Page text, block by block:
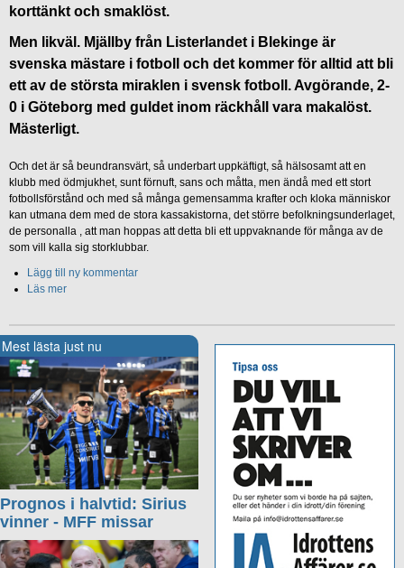
korttänkt och smaklöst.
Men likväl. Mjällby från Listerlandet i Blekinge är
svenska mästare i fotboll och det kommer för alltid att bli
ett av de största miraklen i svensk fotboll. Avgörande, 2-
0 i Göteborg med guldet inom räckhåll vara makalöst.
Mästerligt.
Och det är så beundransvärt, så underbart uppkäftigt, så hälsosamt att en
klubb med ödmjukhet, sunt förnuft, sans och måtta, men ändå med ett stort
fotbollsförstånd och med så många gemensamma krafter och kloka människor
kan utmana dem med de stora kassakistorna, det större befolkningsunderlaget,
de personalla , att man hoppas att detta bli ett uppvaknande för många av de
som vill kalla sig storklubbar.
Lägg till ny kommentar
Läs mer
Mest lästa just nu
Prognos i halvtid: Sirius
vinner - MFF missar